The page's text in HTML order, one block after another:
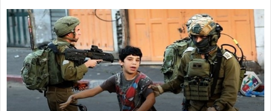
العدو
الإسرائيلي
اعتقل
543
طفلا
فلسطينيا
خلال
2020